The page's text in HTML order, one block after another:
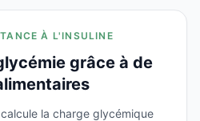
À L'INSULINE
grâce à de
la charge glycémique